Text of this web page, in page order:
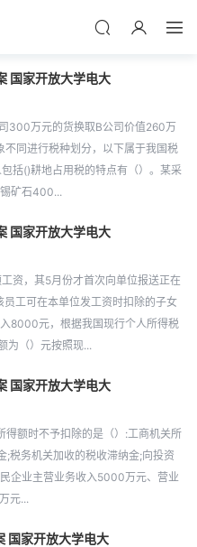
国家开放大学电大
300万元的货换取B公司价值260万
同进行税种划分，以下属于我国税
括()耕地占用税的特点有（）。某采
矿石400...
国家开放大学电大
资，其5月份才首次向单位报送正在
工可在本单位发工资时扣除的子女
8000元，根据我国现行个人所得税
为（）元按照现...
国家开放大学电大
得额时不予扣除的是（）:工商机关所
;税务机关加收的税收滞纳金;向投资
企业主营业务收入5000万元、营业
元...
国家开放大学电大